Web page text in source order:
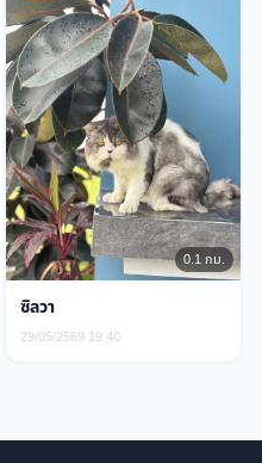
0.1 กม.
ซิลวา
29/05/2569 19:40